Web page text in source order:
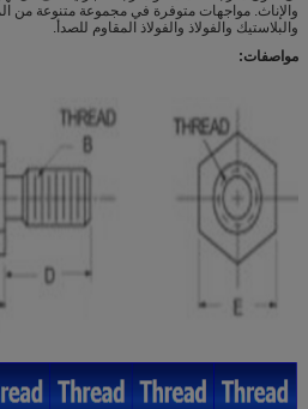
والإناث. مواجهات متوفرة في مجموعة متنوعة من
والبلاستيك والفولاذ والفولاذ المقاوم للصدأ.
مواصفات: